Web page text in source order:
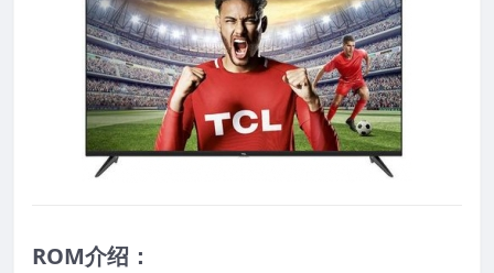
ROM介绍：